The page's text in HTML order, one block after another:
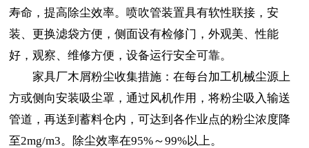
寿命，提高除尘效率。喷吹管装置具有软性联接，安
装、更换滤袋方便，侧面设有检修门，外观美、性能
好，观察、维修方便，设备运行安全可靠。
家具厂木屑粉尘收集措施：在每台加工机械尘源上
方或侧向安装吸尘罩，通过风机作用，将粉尘吸入输送
管道，再送到蓄料仓内，可达到各作业点的粉尘浓度降
至2mg/m3。除尘效率在95%～99%以上。